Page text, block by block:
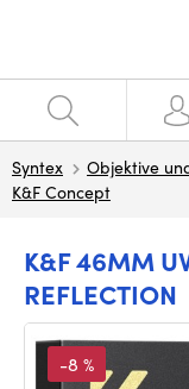
Syntex Objektive
K&F Concept
K&F 46MM
REFLECTION
-8 %